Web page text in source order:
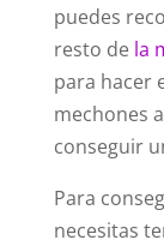
puedes
resto de la
para hacer
mechones
conseguir
Para
necesitas